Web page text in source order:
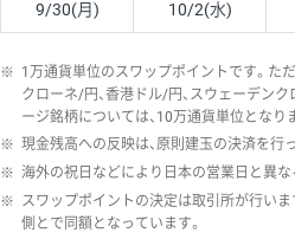
9/30(月) 10/2(水)
※ 1万通貨単位のスワップポイントです。た
クローネ/円、香港ドル/円、スウェーデン
ージ銘柄については、10万通貨単位となり
※ 現金残高への反映は、原則建玉の決済を行
※ 海外の祝日などにより日本の営業日と異な
※ スワップポイントの決定は取引所が行い
側とで同額となっています。